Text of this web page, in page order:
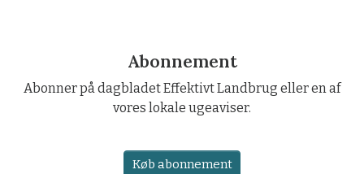
Abonnement
Abonner på dagbladet Effektivt Landbrug eller en af
vores lokale ugeaviser.
Køb abonnement